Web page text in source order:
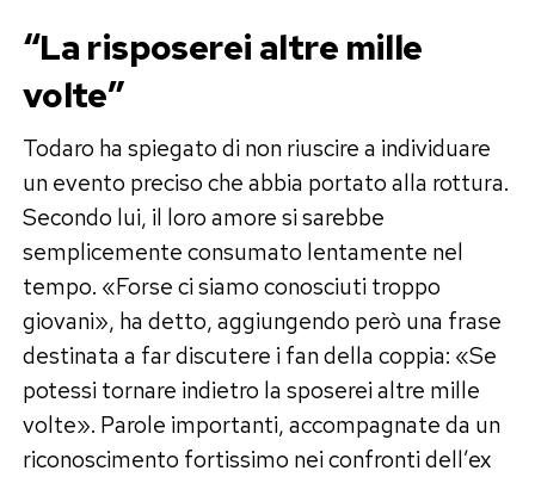
“La risposerei altre mille
volte”
Todaro ha spiegato di non riuscire a individuare
un evento preciso che abbia portato alla rottura.
Secondo lui, il loro amore si sarebbe
semplicemente consumato lentamente nel
tempo. «Forse ci siamo conosciuti troppo
giovani», ha detto, aggiungendo però una frase
destinata a far discutere i fan della coppia: «Se
potessi tornare indietro la sposerei altre mille
volte». Parole importanti, accompagnate da un
riconoscimento fortissimo nei confronti dell’ex